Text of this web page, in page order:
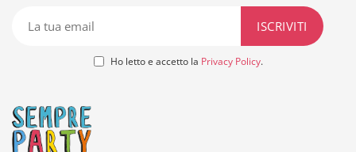
Ho letto e accetto la Privacy Policy.